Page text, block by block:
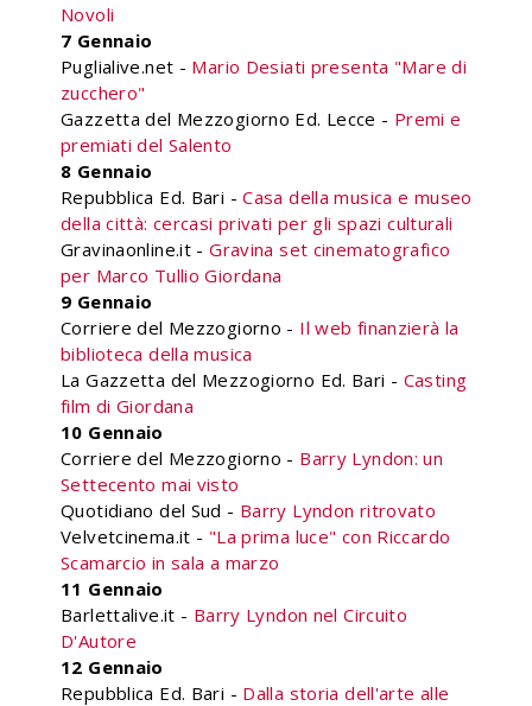
Novoli
7 Gennaio
Puglialive.net - Mario Desiati presenta "Mare di
zucchero"
Gazzetta del Mezzogiorno Ed. Lecce - Premi e
premiati del Salento
8 Gennaio
Repubblica Ed. Bari -Casa della musica e museo
della città: cercasi privati per gli spazi culturali
Gravinaonline.it -Gravina set cinematografico
per Marco Tullio Giordana
9 Gennaio
Corriere del Mezzogiorno - Il web finanzierà la
biblioteca della musica
La Gazzetta del Mezzogiorno Ed. Bari - Casting
film di Giordana
10 Gennaio
Corriere del Mezzogiorno - Barry Lyndon: un
Settecento mai visto
Quotidiano del Sud - Barry Lyndon ritrovato
Velvetcinema.it - "La prima luce" con Riccardo
Scamarcio in sala a marzo
11 Gennaio
Barlettalive.it - Barry Lyndon nel Circuito
D'Autore
12 Gennaio
Repubblica Ed. Bari - Dalla storia dell'arte alle